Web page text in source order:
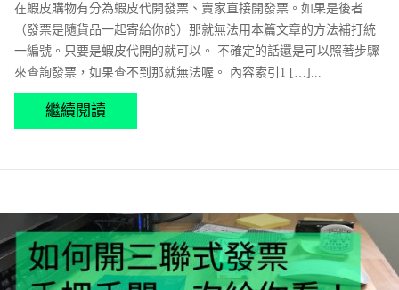
在蝦皮購物有分為蝦皮代開發票、賣家直接開發票。如果是後者
（發票是隨貨品一起寄給你的）那就無法用本篇文章的方法補打統
一編號。只要是蝦皮代開的就可以。 不確定的話還是可以照著步驟
來查詢發票，如果查不到那就無法喔。 內容索引1 […]...
繼續閱讀